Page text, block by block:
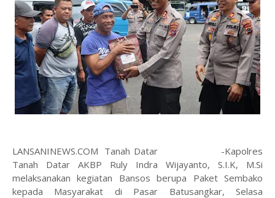
LANSANINEWS.COM Tanah Datar -Kapolres
Tanah Datar AKBP Ruly Indra Wijayanto, S.I.K, M.Si
melaksanakan kegiatan Bansos berupa Paket Sembako
kepada Masyarakat di Pasar Batusangkar, Selasa